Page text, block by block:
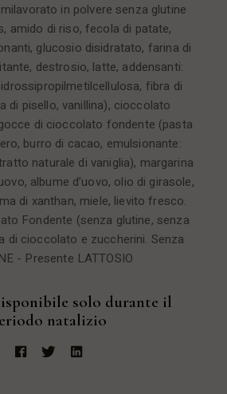
in polvere senza glutine
amido di riso, fecola di patate,
glucosio disidratato, farina di
destrosio, latte, addensanti:
fibra di
di pisello, vanillina), cioccolato
di cioccolato fondente (pasta
burro di cacao, emulsionante:
naturale di vaniglia), margarina
albume d’uovo, olio di girasole,
di xanthan, miele, lievito fresco.
Fondente (senza glutine, senza
di cioccolato e zuccherini. Senza
- Presente LATTOSIO
solo durante il
natalizio